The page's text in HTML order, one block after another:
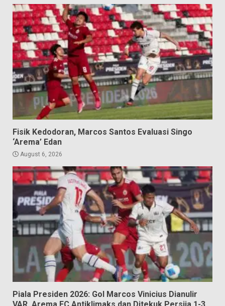
Fisik Kedodoran, Marcos Santos Evaluasi Singo
‘Arema’ Edan
August 6, 2026
Piala Presiden 2026: Gol Marcos Vinicius Dianulir